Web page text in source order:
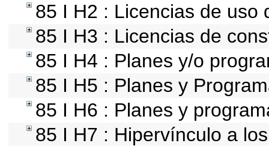
85 I H2 : Licencias de uso
85 I H3 : Licencias de
85 I H4 : Planes y/o
85 I H5 : Planes y
85 I H6 : Planes y
85 I H7 : Hipervínculo a